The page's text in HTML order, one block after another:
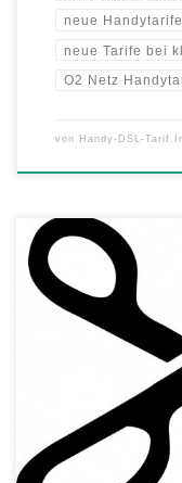
neue Handytarife
neue Tarife bei
O2 Netz
von Handy-DSL-
Kein Startpaketpreis!
callmobile cleverSmart
25.04. ohne
bietet callmobile sein
cleverSMART 400
Smartphone-Tarif gibt
callmobile